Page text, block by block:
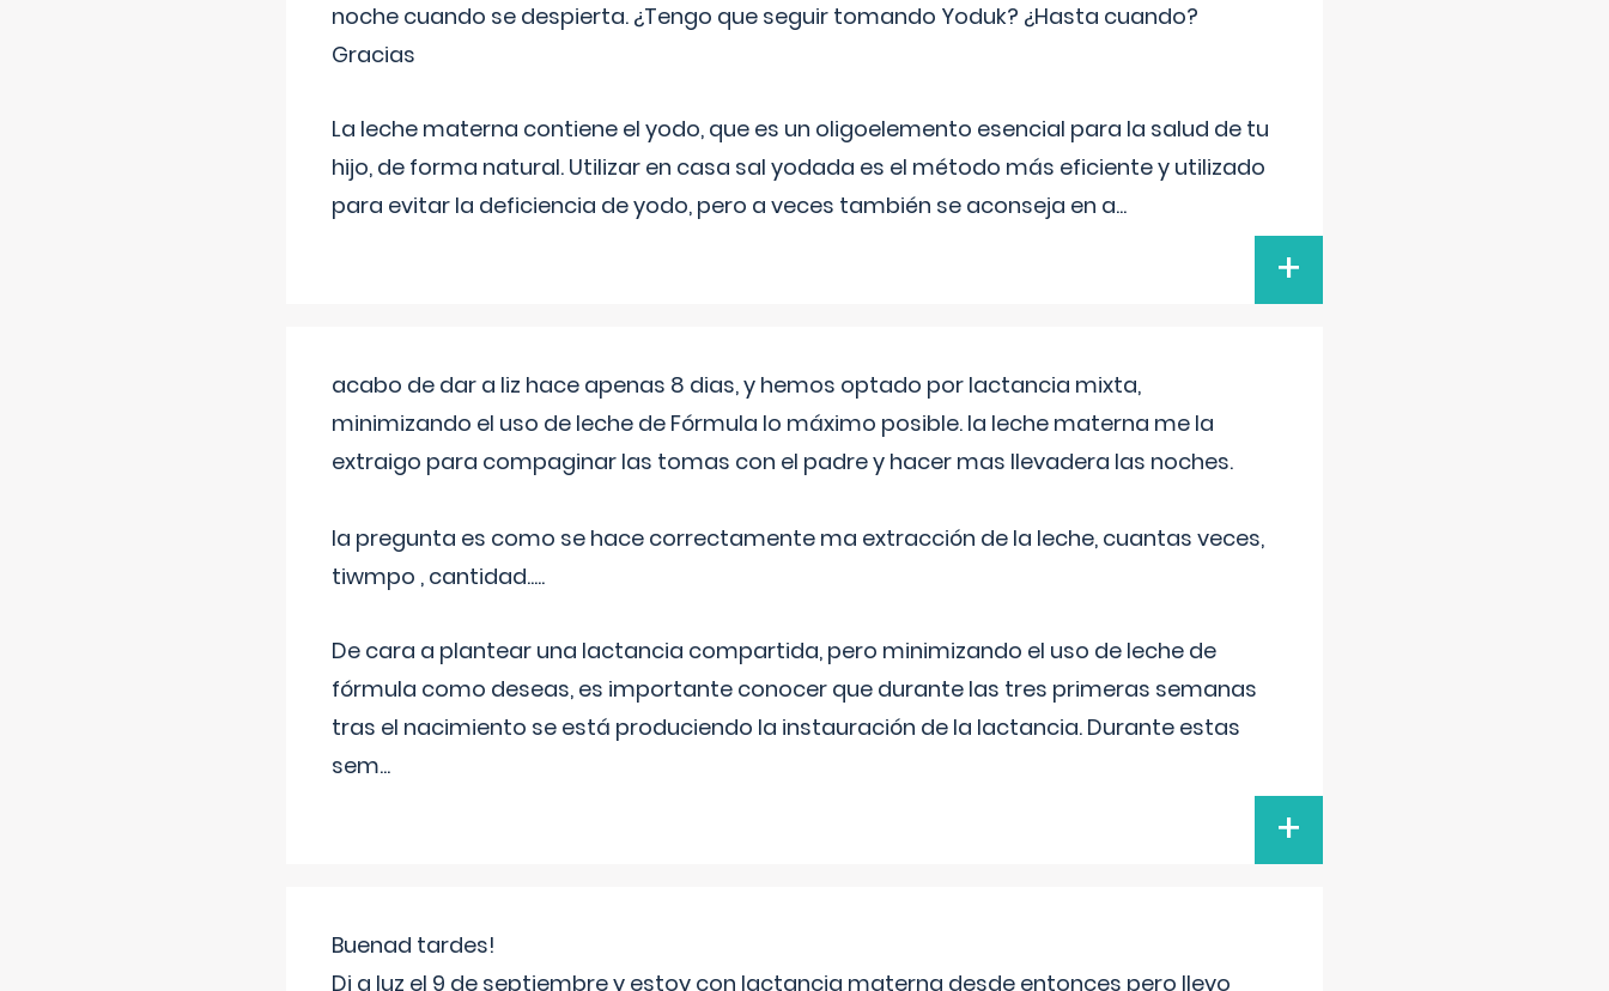
noche cuando se despierta. ¿Tengo que seguir tomando Yoduk? ¿Hasta cuando?
Gracias
La leche materna contiene el yodo, que es un oligoelemento esencial para la salud de tu
hijo, de forma natural. Utilizar en casa sal yodada es el método más eficiente y utilizado
para evitar la deficiencia de yodo, pero a veces también se aconseja en a...
+
acabo de dar a liz hace apenas 8 dias, y hemos optado por lactancia mixta,
minimizando el uso de leche de Fórmula lo máximo posible. la leche materna me la
extraigo para compaginar las tomas con el padre y hacer mas llevadera las noches.
la pregunta es como se hace correctamente ma extracción de la leche, cuantas veces,
tiwmpo , cantidad.....
De cara a plantear una lactancia compartida, pero minimizando el uso de leche de
fórmula como deseas, es importante conocer que durante las tres primeras semanas
tras el nacimiento se está produciendo la instauración de la lactancia. Durante estas
sem...
+
Buenad tardes!
Di a luz el 9 de septiembre y estoy con lactancia materna desde entonces pero llevo